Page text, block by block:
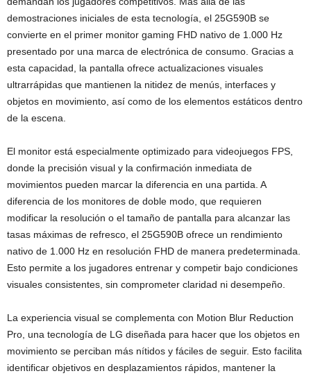
demostraciones iniciales de esta tecnología, el 25G590B se
convierte en el primer monitor gaming FHD nativo de 1.000 Hz
presentado por una marca de electrónica de consumo. Gracias a
esta capacidad, la pantalla ofrece actualizaciones visuales
ultrarrápidas que mantienen la nitidez de menús, interfaces y
objetos en movimiento, así como de los elementos estáticos dentro
de la escena.
El monitor está especialmente optimizado para videojuegos FPS,
donde la precisión visual y la confirmación inmediata de
movimientos pueden marcar la diferencia en una partida. A
diferencia de los monitores de doble modo, que requieren
modificar la resolución o el tamaño de pantalla para alcanzar las
tasas máximas de refresco, el 25G590B ofrece un rendimiento
nativo de 1.000 Hz en resolución FHD de manera predeterminada.
Esto permite a los jugadores entrenar y competir bajo condiciones
visuales consistentes, sin comprometer claridad ni desempeño.
La experiencia visual se complementa con Motion Blur Reduction
Pro, una tecnología de LG diseñada para hacer que los objetos en
movimiento se perciban más nítidos y fáciles de seguir. Esto facilita
identificar objetivos en desplazamientos rápidos, mantener la